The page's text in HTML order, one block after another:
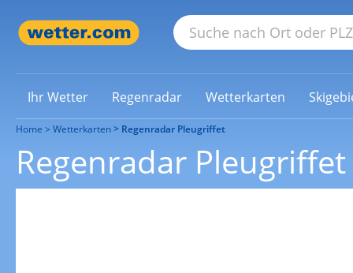
Ihr Wetter Regenradar Wetterkarten
Home Wetterkarten Regenradar Pleugriffet
Regenradar Pleugriffet